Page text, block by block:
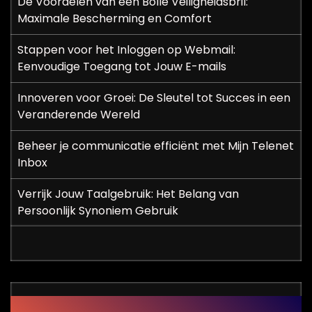
Maximale Bescherming en Comfort
Stappen voor het Inloggen op Webmail:
Eenvoudige Toegang tot Jouw E-mails
Innoveren voor Groei: De Sleutel tot Succes in een
Veranderende Wereld
Beheer je communicatie efficiënt met Mijn Telenet
Inbox
Verrijk Jouw Taalgebruik: Het Belang van
Persoonlijk Synoniem Gebruik